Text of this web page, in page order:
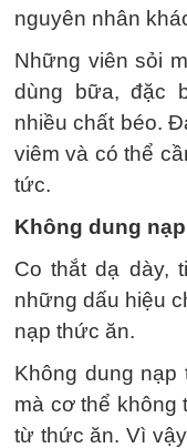
nguyên nhân
Những viên sỏi
dùng bữa, đặc
nhiều chất béo.
viêm và có thể
tức.
Không dung
Co thắt dạ dày,
những dấu hiệu
nạp thức ăn.
Không dung
mà cơ thể không
từ thức ăn. Vì